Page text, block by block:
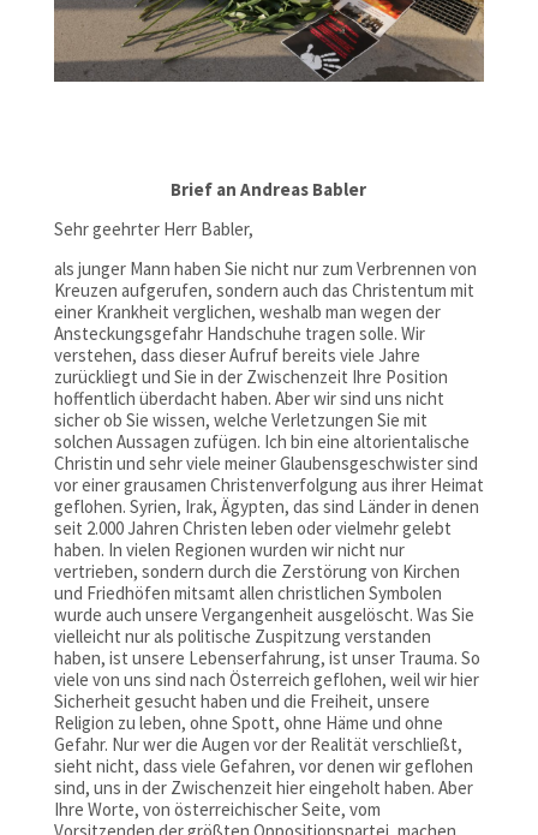
Brief an Andreas Babler
Sehr geehrter Herr Babler,
als junger Mann haben Sie nicht nur zum Verbrennen von
Kreuzen aufgerufen, sondern auch das Christentum mit
einer Krankheit verglichen, weshalb man wegen der
Ansteckungsgefahr Handschuhe tragen solle. Wir
verstehen, dass dieser Aufruf bereits viele Jahre
zurückliegt und Sie in der Zwischenzeit Ihre Position
hoffentlich überdacht haben. Aber wir sind uns nicht
sicher ob Sie wissen, welche Verletzungen Sie mit
solchen Aussagen zufügen. Ich bin eine altorientalische
Christin und sehr viele meiner Glaubensgeschwister sind
vor einer grausamen Christenverfolgung aus ihrer Heimat
geflohen. Syrien, Irak, Ägypten, das sind Länder in denen
seit 2.000 Jahren Christen leben oder vielmehr gelebt
haben. In vielen Regionen wurden wir nicht nur
vertrieben, sondern durch die Zerstörung von Kirchen
und Friedhöfen mitsamt allen christlichen Symbolen
wurde auch unsere Vergangenheit ausgelöscht. Was Sie
vielleicht nur als politische Zuspitzung verstanden
haben, ist unsere Lebenserfahrung, ist unser Trauma. So
viele von uns sind nach Österreich geflohen, weil wir hier
Sicherheit gesucht haben und die Freiheit, unsere
Religion zu leben, ohne Spott, ohne Häme und ohne
Gefahr. Nur wer die Augen vor der Realität verschließt,
sieht nicht, dass viele Gefahren, vor denen wir geflohen
sind, uns in der Zwischenzeit hier eingeholt haben. Aber
Ihre Worte, von österreichischer Seite, vom